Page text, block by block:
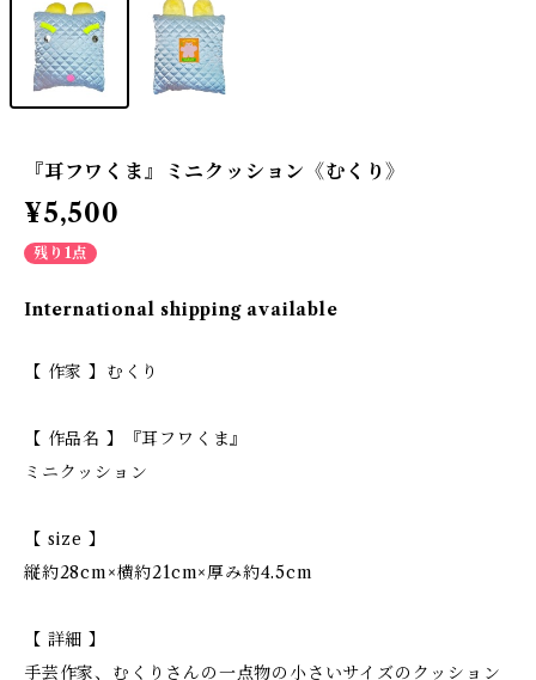
『耳フワくま』ミニクッション《むくり》
¥5,500
残り1点
International shipping available
【 作家 】むくり
【 作品名 】『耳フワくま』
ミニクッション
【 size 】
縦約28cm×横約21cm×厚み約4.5cm
【 詳細 】
手芸作家、むくりさんの一点物の小さいサイズのクッション